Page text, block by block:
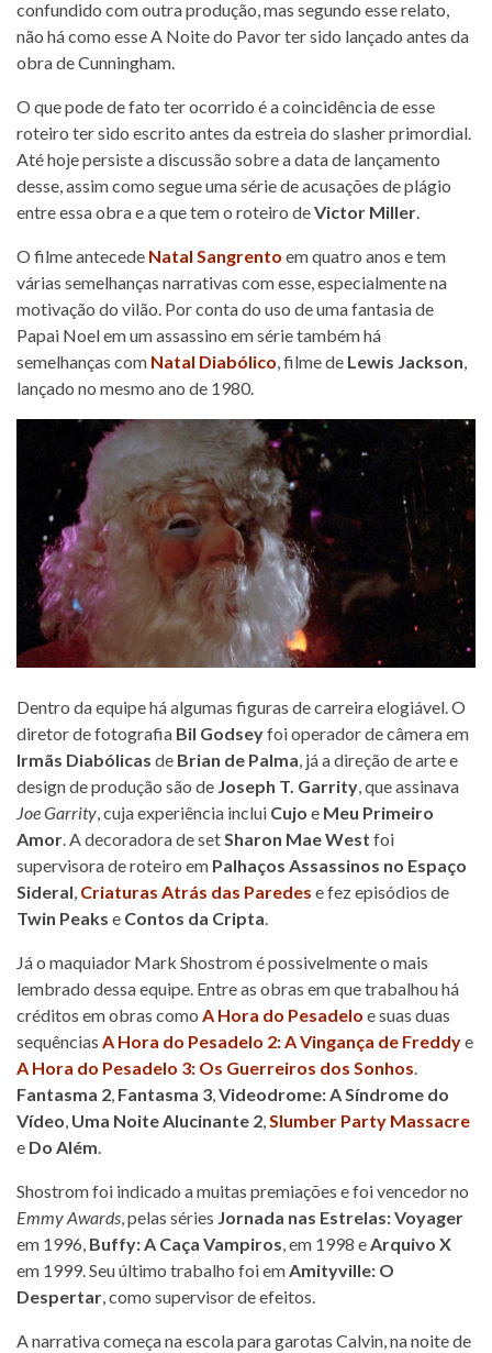
confundido com outra produção, mas segundo esse relato,
não há como esse A Noite do Pavor ter sido lançado antes da
obra de Cunningham.
O que pode de fato ter ocorrido é a coincidência de esse
roteiro ter sido escrito antes da estreia do slasher primordial.
Até hoje persiste a discussão sobre a data de lançamento
desse, assim como segue uma série de acusações de plágio
entre essa obra e a que tem o roteiro deVictor Miller.
O filme antecede Natal Sangrento em quatro anos e tem
várias semelhanças narrativas com esse, especialmente na
motivação do vilão. Por conta do uso de uma fantasia de
Papai Noel em um assassino em série também há
semelhanças com Natal Diabólico, filme de Lewis Jackson,
lançado no mesmo ano de 1980.
Dentro da equipe há algumas figuras de carreira elogiável. O
diretor de fotografia Bil Godseyfoi operador de câmera em
Irmãs Diabólicas de Brian de Palma, já a direção de arte e
design de produção são de Joseph T. Garrity, que assinava
Joe Garrity, cuja experiência inclui Cujo e Meu Primeiro
Amor. A decoradora de setSharon Mae West foi
supervisora de roteiro em Palhaços Assassinos no Espaço
Sideral, Criaturas Atrás das Paredes e fez episódios de
Twin Peaks e Contos da Cripta.
Já o maquiador Mark Shostrom é possivelmente o mais
lembrado dessa equipe. Entre as obras em que trabalhou há
créditos em obras como A Hora do Pesadelo e suas duas
sequências A Hora do Pesadelo 2: A Vingança de Freddye
A Hora do Pesadelo 3: Os Guerreiros dos Sonhos.
Fantasma 2, Fantasma 3,Videodrome: A Síndrome do
Vídeo, Uma Noite Alucinante 2,Slumber Party Massacre
e Do Além.
Shostrom foi indicado a muitas premiações e foi vencedor no
Emmy Awards, pelas séries Jornada nas Estrelas: Voyager
em 1996, Buffy: A Caça Vampiros, em 1998 eArquivo X
em 1999. Seu último trabalho foi emAmityville: O
Despertar, como supervisor de efeitos.
A narrativa começa na escola para garotas Calvin, na noite de